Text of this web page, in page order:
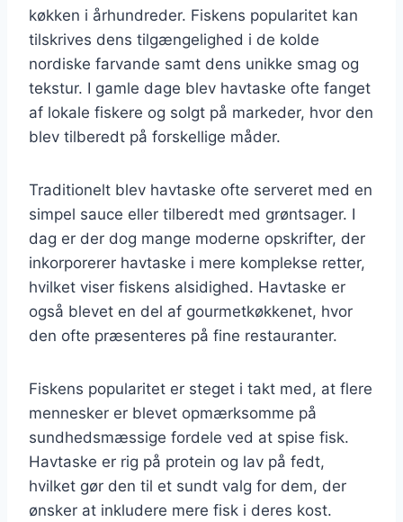
køkken i århundreder. Fiskens popularitet kan
tilskrives dens tilgængelighed i de kolde
nordiske farvande samt dens unikke smag og
tekstur. I gamle dage blev havtaske ofte fanget
af lokale fiskere og solgt på markeder, hvor den
blev tilberedt på forskellige måder.
Traditionelt blev havtaske ofte serveret med en
simpel sauce eller tilberedt med grøntsager. I
dag er der dog mange moderne opskrifter, der
inkorporerer havtaske i mere komplekse retter,
hvilket viser fiskens alsidighed. Havtaske er
også blevet en del af gourmetkøkkenet, hvor
den ofte præsenteres på fine restauranter.
Fiskens popularitet er steget i takt med, at flere
mennesker er blevet opmærksomme på
sundhedsmæssige fordele ved at spise fisk.
Havtaske er rig på protein og lav på fedt,
hvilket gør den til et sundt valg for dem, der
ønsker at inkludere mere fisk i deres kost.